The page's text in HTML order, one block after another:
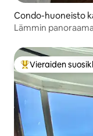
Condo-huoneisto
Lämmin
Vieraiden
Vieraiden